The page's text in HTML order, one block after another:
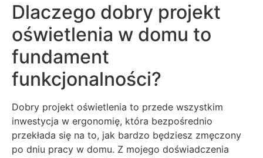
Dlaczego dobry projekt
oświetlenia w domu to
fundament
funkcjonalności?
Dobry projekt oświetlenia to przede wszystkim
inwestycja w ergonomię, która bezpośrednio
przekłada się na to, jak bardzo będziesz zmęczony
po dniu pracy w domu. Z mojego doświadczenia